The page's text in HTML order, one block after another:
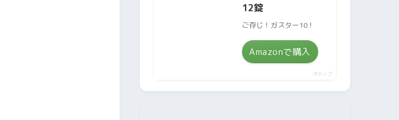
12錠
ご存じ！ガスター10！
Amazonで購入
ポチップ